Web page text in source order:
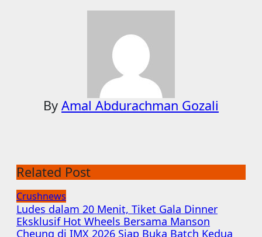
By Amal Abdurachman Gozali
Related Post
Crushnews
Ludes dalam 20 Menit, Tiket Gala Dinner
Eksklusif Hot Wheels Bersama Manson
Cheung di IMX 2026 Siap Buka Batch Kedua